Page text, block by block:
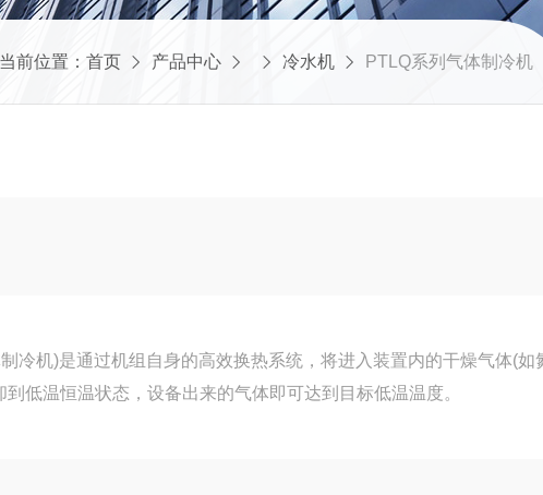
当前位置： 首页 产品中心 冷水机 PTLQ系列气体制冷机
冷机)是通过机组自身的高效换热系统，将进入装置内的干燥气体(如
低温恒温状态，设备出来的气体即可达到目标低温温度。